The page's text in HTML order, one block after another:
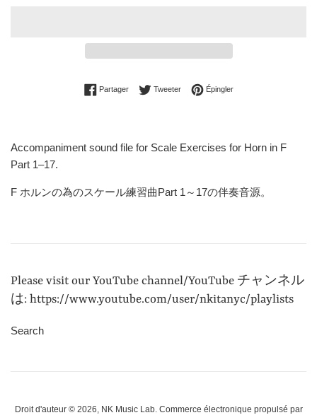
PartagerPartager sur Facebook
TweeterTweeter sur Twitter
ÉpinglerÉpingler sur Pinterest
Accompaniment sound file for Scale Exercises for Horn in F
Part 1–17.
F ホルンの為のスケール練習曲Part 1 ～ 17の伴奏音源。
Please visit our YouTube channel/YouTube チャンネル
は: https://www.youtube.com/user/nkitanyc/playlists
Search
Droit d'auteur © 2026, NK Music Lab. Commerce électronique propulsé par